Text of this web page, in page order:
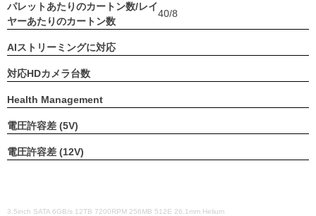
パレットあたりのカートン数/レイ
ヤーあたりのカートン数
40/8
AIストリーミングに対応
対応HDカメラ台数
Health Management
電圧許容差 (5V)
電圧許容差 (12V)
3.5inch SATA 6GB/s 12TB 7200RPM 256MB 512E 26.1mm Helium